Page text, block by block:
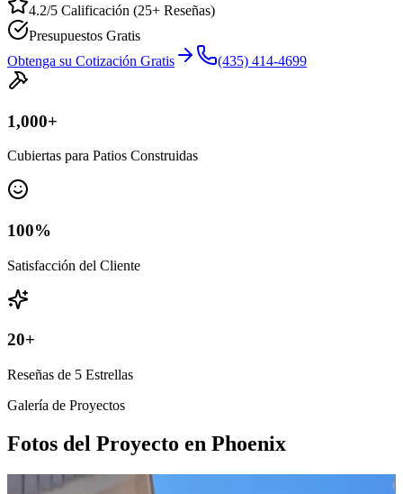
4.2/5 Calificación (25+ Reseñas)
Presupuestos Gratis
Obtenga su Cotización Gratis
(435) 414-4699
1,000+
Cubiertas para Patios Construidas
100%
Satisfacción del Cliente
20+
Reseñas de 5 Estrellas
Galería de Proyectos
Fotos del Proyecto en Phoenix
Techo Sólido